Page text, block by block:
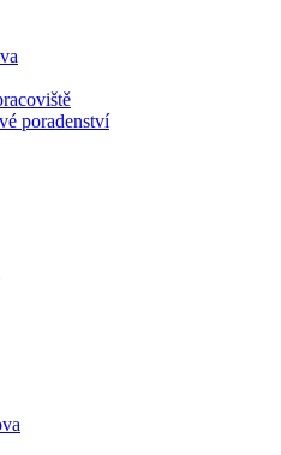
poradenství